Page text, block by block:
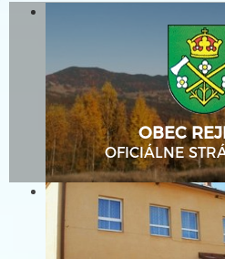
OBEC
OFICIÁLNE